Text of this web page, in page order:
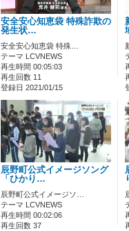
安全安心知恵袋 特殊詐欺の
発生状…
安全安心知恵袋 特殊…
テーマ LCVNEWS
再生時間 00:05:03
再生回数 11
登録日 2021/01/15
辰野町公式イメージソング
「ひかり…
辰野町公式イメージソ…
テーマ LCVNEWS
再生時間 00:02:06
再生回数 37